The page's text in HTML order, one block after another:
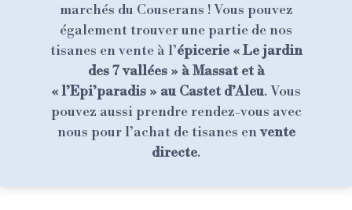
marchés du Couserans ! Vous pouvez
également trouver une partie de nos
tisanes en vente à l’épicerie « Le jardin
des 7 vallées » à Massat et à
« l’Epi’paradis » au Castet d’Aleu. Vous
pouvez aussi prendre rendez-vous avec
nous pour l’achat de tisanes envente
directe.